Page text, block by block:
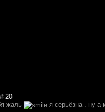
20
жаль я серьёзна . ну а